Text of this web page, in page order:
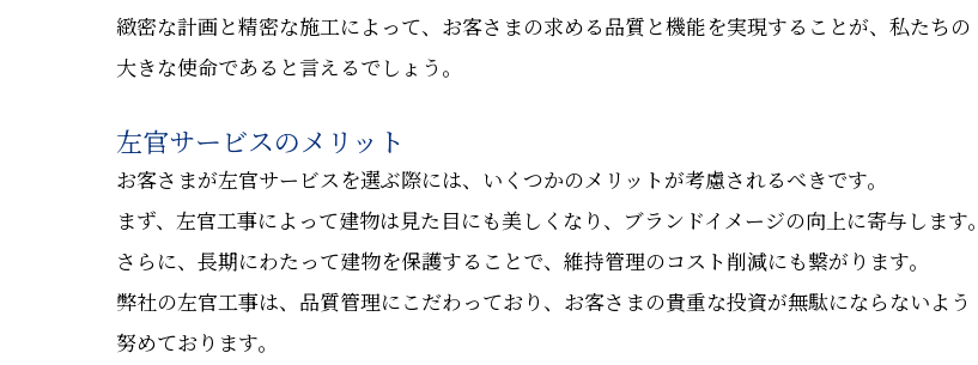
緻密な計画と精密な施工によって、お客さまの求める品質と機能を実現することが、私たちの
大きな使命であると言えるでしょう。
左官サービスのメリット
お客さまが左官サービスを選ぶ際には、いくつかのメリットが考慮されるべきです。
まず、左官工事によって建物は見た目にも美しくなり、ブランドイメージの向上に寄与します。
さらに、長期にわたって建物を保護することで、維持管理のコスト削減にも繋がります。
弊社の左官工事は、品質管理にこだわっており、お客さまの貴重な投資が無駄にならないよう
努めております。